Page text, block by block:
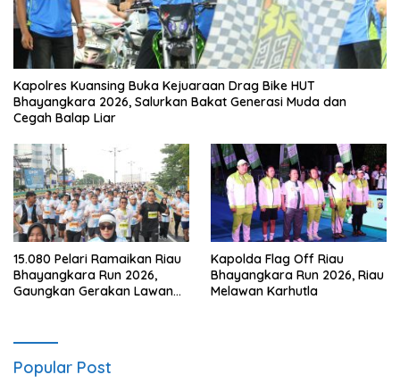
Kapolres Kuansing Buka Kejuaraan Drag Bike HUT
Bhayangkara 2026, Salurkan Bakat Generasi Muda dan
Cegah Balap Liar
15.080 Pelari Ramaikan Riau
Bhayangkara Run 2026,
Gaungkan Gerakan Lawan
Kapolda Flag Off Riau
Bhayangkara Run 2026, Riau
Melawan Karhutla
Popular Post